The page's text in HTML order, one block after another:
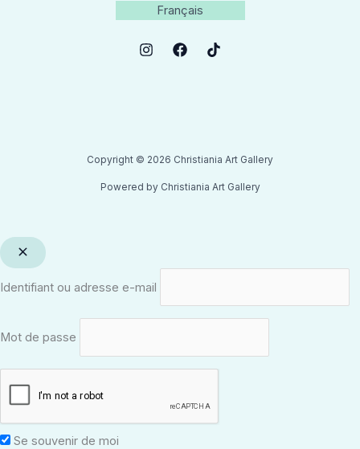
Français
Copyright © 2026 Christiania Art Gallery
Powered by Christiania Art Gallery
Identifiant ou adresse e-mail
Mot de passe
Se souvenir de moi